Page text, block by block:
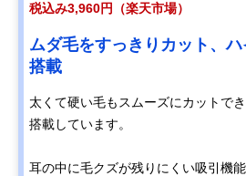
税込み3,960円（楽天市場）
ムダ毛をすっきりカット、
搭載
太くて硬い毛もスムーズにカットで
搭載しています。
耳の中に毛クズが残りにくい吸引機